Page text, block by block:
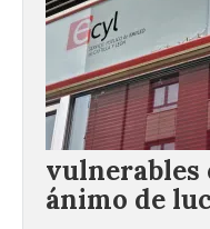
vulnerables
ánimo de